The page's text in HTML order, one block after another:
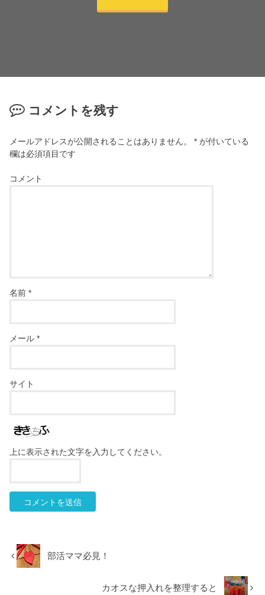
コメントを残す
メールアドレスが公開されることはありません。 * が付いている
欄は必須項目です
コメント
名前*
メール*
サイト
上に表示された文字を入力してください。
部活ママ必見！
カオスな押入れを整理すると